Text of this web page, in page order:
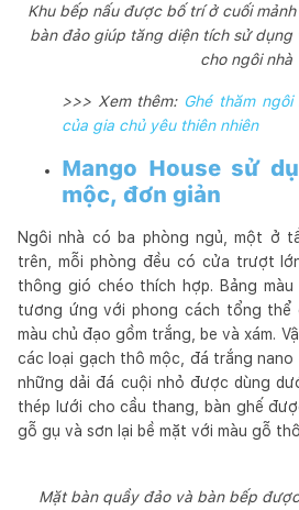
Khu bếp nấu được bố trí ở cuối
bàn đảo giúp tăng diện tích sử dụng
cho ngôi nhà
>>> Xem thêm: Ghé thăm
của gia chủ yêu thiên nhiên
Mango House sử
mộc, đơn giản
Ngôi nhà có ba phòng ngủ, một ở
trên, mỗi phòng đều có cửa trượt
thông gió chéo thích hợp. Bảng
tương ứng với phong cách tổng thể
màu chủ đạo gồm trắng, be và xám.
các loại gạch thô mộc, đá trắng nano
những dải đá cuội nhỏ được dùng
thép lưới cho cầu thang, bàn ghế
gỗ gụ và sơn lại bề mặt với màu gỗ
Mặt bàn quầy đảo và bàn bếp